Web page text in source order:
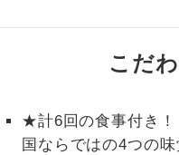
こだ
★計6回の食事付き！
国ならではの4つの味
トラベルイヤ
周り
をじ
1名様催行
1名
す。